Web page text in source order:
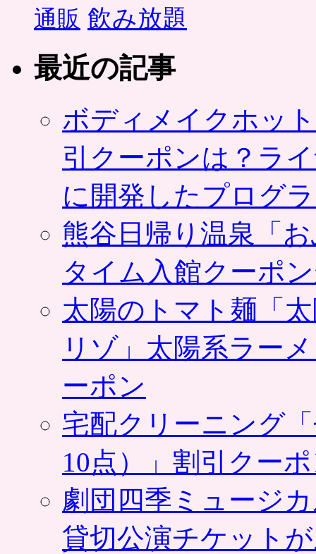
通販 飲み放題
最近の記事
ボディメイクホッ
引クーポンは？ラ
に開発したプログ
熊谷日帰り温泉「
タイム入館クーポ
太陽のトマト麺「
リゾ」太陽系ラー
ーポン
宅配クリーニング
10点）」割引クー
劇団四季ミュージ
貸切公演チケット